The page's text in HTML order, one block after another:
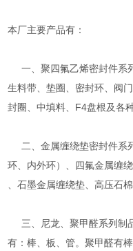
本厂主要产品有：
一、聚四氟乙烯密封件系
生料带、垫圈、密封环、阀
封圈、中填料、F4盘根及各
二、金属缠绕垫密封件系
环、内外环）、四氟金属缠
、石墨金属缠绕垫、高压石
三、尼龙、聚甲醛系列制
有：棒、板、管。聚甲醛有